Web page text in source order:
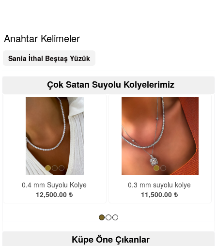
Anahtar Kelimeler
Sania İthal Beştaş Yüzük
Çok Satan Suyolu Kolyelerimiz
0.4 mm Suyolu Kolye
12,500.00 ₺
0.3 mm suyolu kolye
11,500.00 ₺
Küpe Öne Çıkanlar